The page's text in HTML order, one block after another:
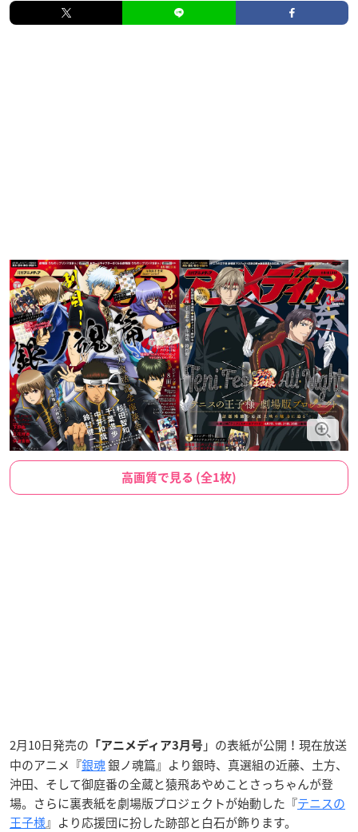
高画質で見る (全1枚)
2月10日発売の 「アニメディア3月号 」の表紙が公開！現在放送
中のアニメ『銀魂銀ノ魂篇』より銀時、真選組の近藤、土方、
沖田、そして御庭番の全蔵と猿飛あやめことさっちゃんが登
場。さらに裏表紙を劇場版プロジェクトが始動した『テニスの
王子様』より応援団に扮した跡部と白石が飾ります。